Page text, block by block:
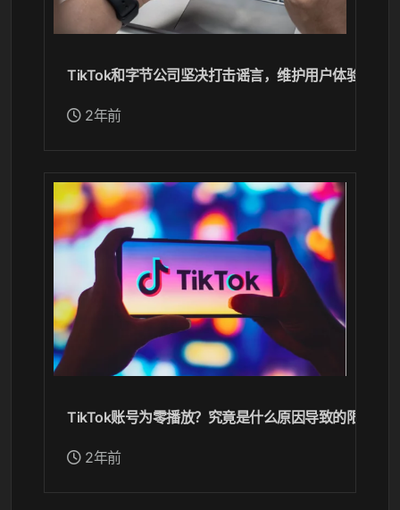
TikTok和字节公司坚决打击谣言，维护用户体验和平
2年前
TikTok账号为零播放？究竟是什么原因导致的限流？
2年前